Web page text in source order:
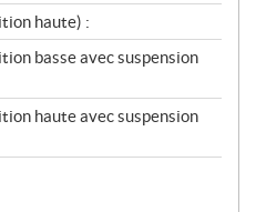
haute) :
basse avec suspension
haute avec suspension